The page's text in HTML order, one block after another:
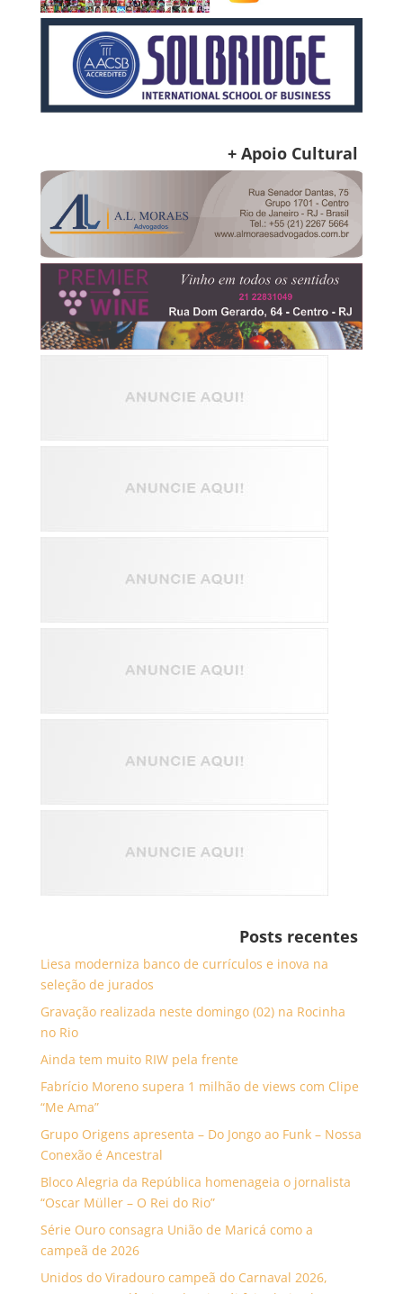
+ Apoio Cultural
Posts recentes
Liesa moderniza banco de currículos e inova na
seleção de jurados
Gravação realizada neste domingo (02) na Rocinha
no Rio
Ainda tem muito RIW pela frente
Fabrício Moreno supera 1 milhão de views com Clipe
“Me Ama”
Grupo Origens apresenta – Do Jongo ao Funk – Nossa
Conexão é Ancestral
Bloco Alegria da República homenageia o jornalista
“Oscar Müller – O Rei do Rio”
Série Ouro consagra União de Maricá como a
campeã de 2026
Unidos do Viradouro campeã do Carnaval 2026,